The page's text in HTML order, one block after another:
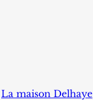
La maison Delhaye